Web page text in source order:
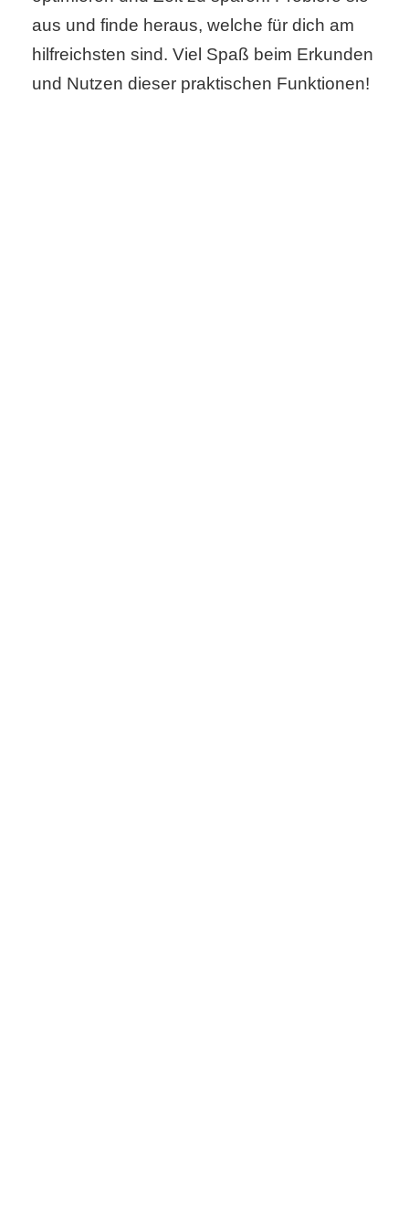
aus und finde heraus, welche für dich am
hilfreichsten sind. Viel Spaß beim Erkunden
und Nutzen dieser praktischen Funktionen!